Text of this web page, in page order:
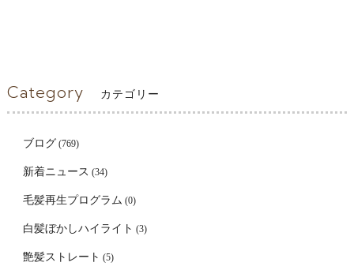
Category カテゴリー
ブログ (769)
新着ニュース (34)
毛髪再生プログラム (0)
白髪ぼかしハイライト (3)
艶髪ストレート (5)